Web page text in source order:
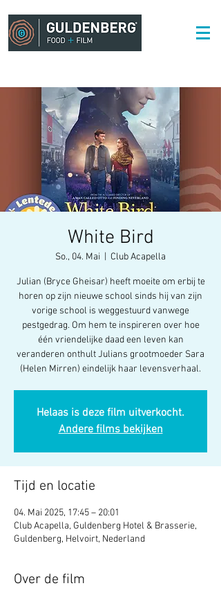
White Bird
So., 04. Mai Club Acapella
Julian (Bryce Gheisar) heeft moeite om erbij te
horen op zijn nieuwe school sinds hij van zijn
vorige school is weggestuurd vanwege
pestgedrag. Om hem te inspireren over hoe
één vriendelijke daad een leven kan
veranderen onthult Julians grootmoeder Sara
(Helen Mirren) eindelijk haar levensverhaal.
Helaas is deze film uitverkocht.
Andere films bekijken
Tijd en locatie
04. Mai 2025, 17:45 – 20:01
Club Acapella, Guldenberg Hotel & Brasserie,
Guldenberg, Helvoirt, Nederland
Over de film